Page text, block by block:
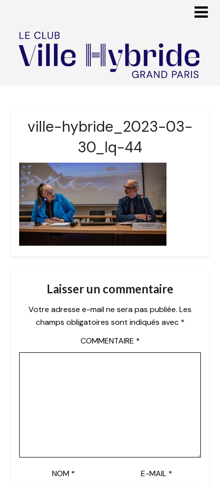
ville-hybride_2023-03-
30_lq-44
Laisser un commentaire
Votre adresse e-mail ne sera pas publiée. Les
champs obligatoires sont indiqués avec *
COMMENTAIRE *
NOM * E-MAIL *